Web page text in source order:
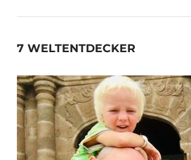
7 WELTENTDECKER